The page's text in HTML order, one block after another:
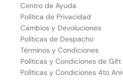
Centro de Ayuda
Política de Privacidad
Cambios y Devoluciones
Políticas de Despacho
Términos y Condiciones
Políticas y Condiciones de Gift
Políticas y Condiciones 4to